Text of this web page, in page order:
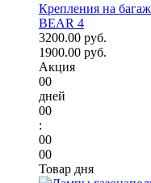
Крепления на
BEAR 4
3200.00 руб.
1900.00 руб.
Акция
00
дней
00
:
00
00
Товар дня